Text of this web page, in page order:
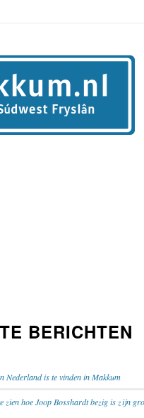
BERICHTEN
Nederland is te vinden in Makkum
zien hoe Joop Bosshardt bezig is zijn